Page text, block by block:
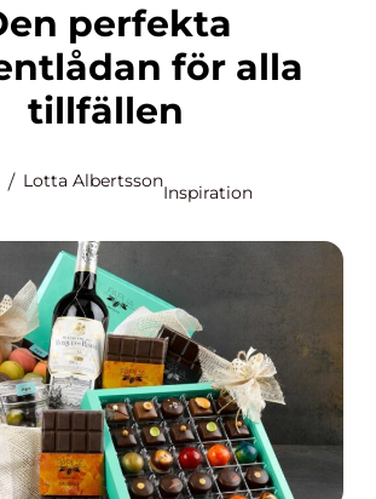
för alla
tillfällen
Lotta Albertsson
Inspiration